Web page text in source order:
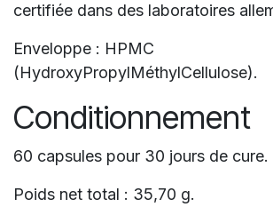
certifiée dans des laboratoires
Enveloppe : HPMC
(HydroxyPropylMéthylCellulose).
Conditionnement
60 capsules pour 30 jours de cure.
Poids net total : 35,70 g.